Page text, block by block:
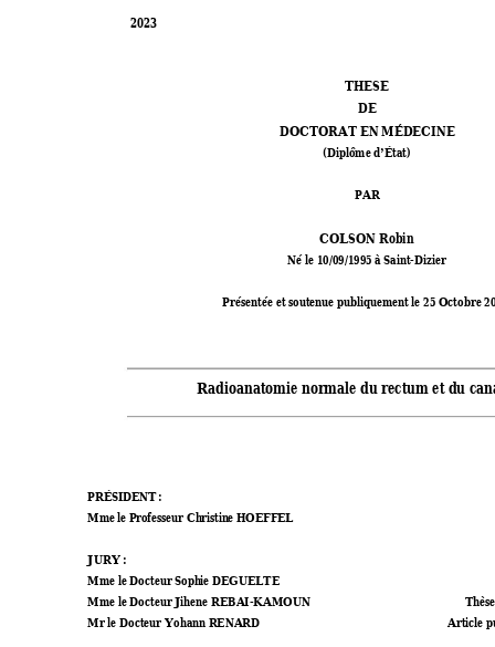
2023
THESE
DE
DOCTORAT EN MÉDECINE
(Diplôme d’État)
PAR
COLSON Robin
Né le 10/09/1995 à Saint-Dizier
Présentée et soutenue publiquement le 25 Octobre 2
Radioanatomie normale du rectum et du
PRÉSIDENT:
Mme le Professeur Christine HOEFFEL
JURY :
Mme le Docteur Sophie DEGUELTE
Mme le Docteur Jihene REBAI-KAMOUN
Mr le Docteur Yohann RENARD
Thèse
Article p